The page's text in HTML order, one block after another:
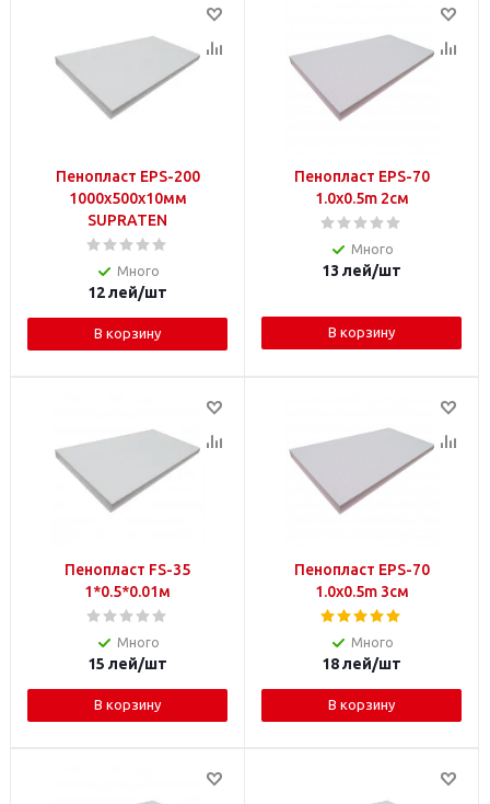
Пенопласт EPS-200
1000x500x10мм
SUPRATEN
Много
12лей/шт
В корзину
Пенопласт EPS-70
1.0x0.5m 2см
Много
13 лей/шт
В корзину
Пенопласт FS-35
1*0.5*0.01м
Много
15 лей/шт
В корзину
Пенопласт EPS-70
1.0x0.5m 3см
Много
18лей/шт
В корзину